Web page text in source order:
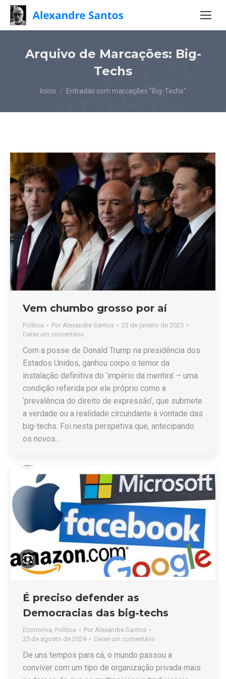
Arquivo de Marcações: Big-
Techs
Você está aqui:
Início Entradas com marcações "Big-Techs"
Vem chumbo grosso por aí
Política Por Alexandre Santos
23 de janeiro de 2025
Deixe um comentário
Com a posse de Donald Trump na presidência dos
Estados Unidos, ganhou corpo o temor da
instalação definitiva do ‘império da mentira’ – uma
condição referida por ele próprio como a
‘prevalência do direito de expressão’, que submete
a verdade ou a realidade circundante à vontade das
big-techs. Foi nesta perspetiva que, antecipando
os novos…
É preciso defender as
Democracias das big-techs
Economia Política Por Alexandre Santos
25 de agosto de 2024
Deixe um comentário
De uns tempos para cá, o mundo passou a
conviver com um tipo de organização privada mais